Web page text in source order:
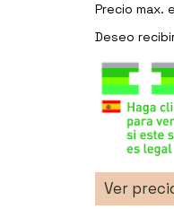
Precio max.
Deseo
Ver